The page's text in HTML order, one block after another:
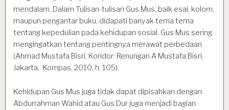
mendalam. Dalam Tulisan-tulisan Gus Mus, baik esai, kolom,
maupun pengantar buku, didapati banyak tema tema
tentang kepedulian pada kehidupan sosial. Gus Mus sering
mengingatkan tentang pentingnya merawat perbedaan
(Ahmad Mustafa Bisri, Koridor: Renungan A Mustafa Bisri,
Jakarta, Kompas, 2010, h. 105).
Kehidupan Gus Mus juga tidak dapat dipisahkan dengan
Abdurrahman Wahid atau Gus Dur juga menjadi bagian